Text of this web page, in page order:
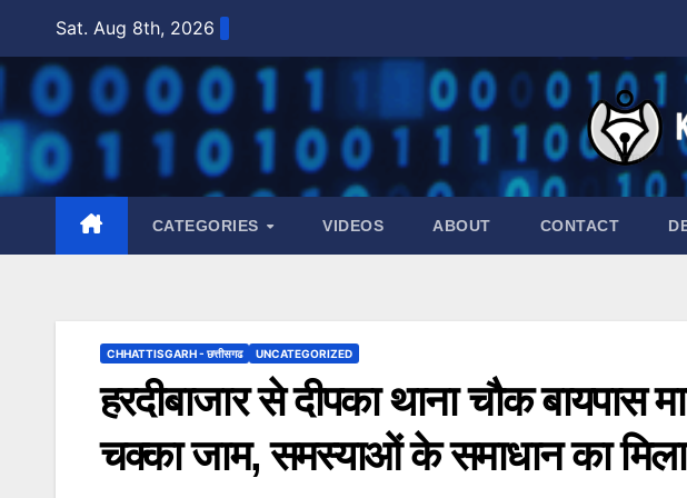
content
Sat. Aug 8th, 2026
CATEGORIES VIDEOS ABOUT CONTACT
CHHATTISGARH - छत्तीसगढ UNCATEGORIZED
हरदीबाजार से दीपका थाना चौक बायपास
चक्का जाम, समस्याओं के समाधान का